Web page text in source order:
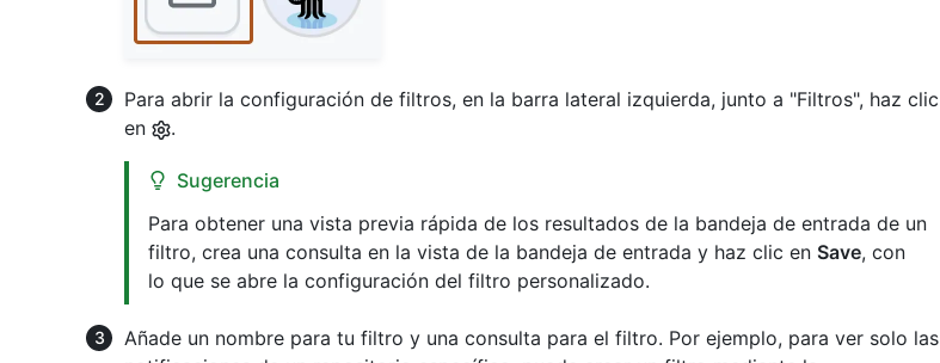
Para abrir la configuración de filtros, en la barra lateral izquierda, junto a "Filtros", haz clic
en
.
Sugerencia
Para obtener una vista previa rápida de los resultados de la bandeja de entrada de un
filtro, crea una consulta en la vista de la bandeja de entrada y haz clic en Save, con
lo que se abre la configuración del filtro personalizado.
Añade un nombre para tu filtro y una consulta para el filtro. Por ejemplo, para ver solo las